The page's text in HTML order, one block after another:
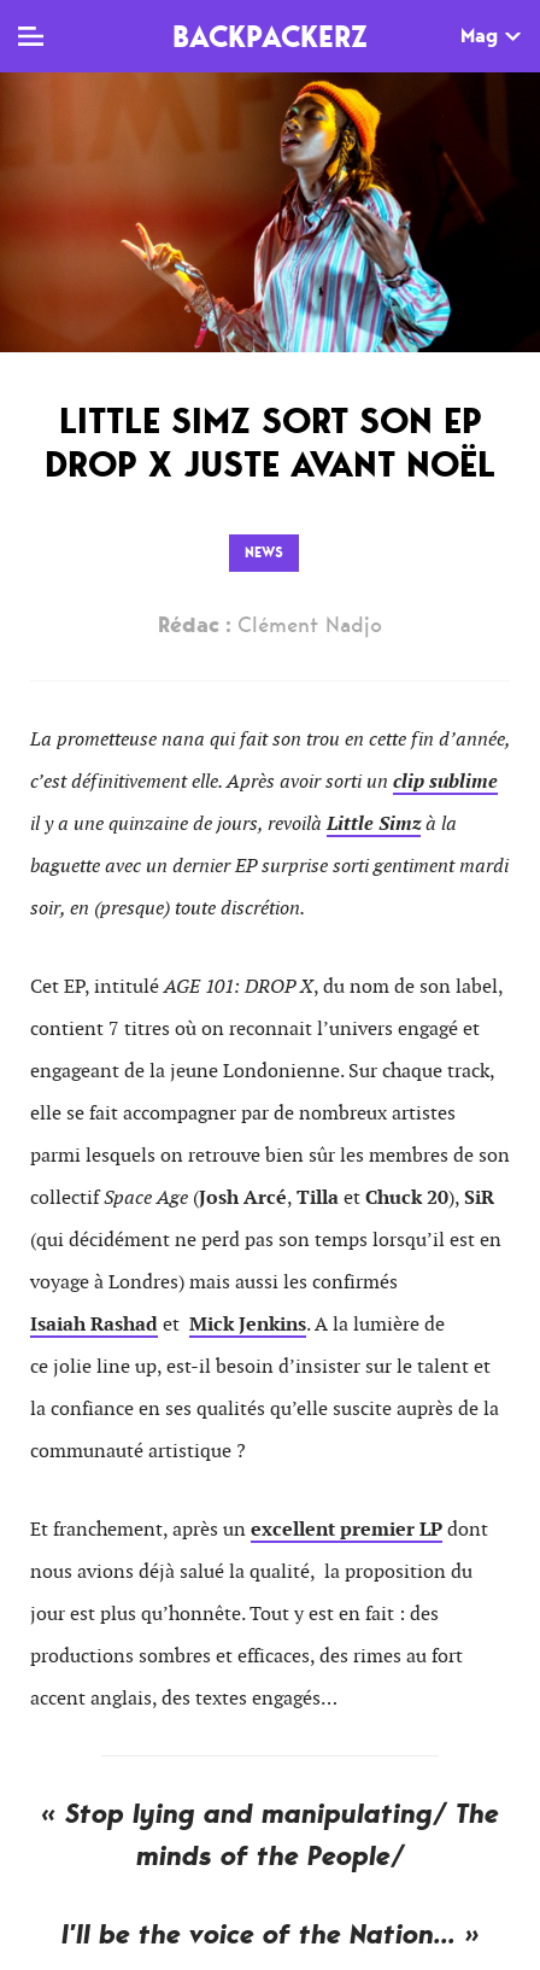
BACKPACKERZ Mag
MAG
Dossiers
Tops
Interviews
Sorties
AGENDA
Paris
Festivals
LITTLE SIMZ SORT SON EP
DROP X JUSTE AVANT NOËL
NEWS
Rédac : Clément Nadjo
La prometteuse nana qui fait son trou en cette fin d’année,
c’est définitivement elle. Après avoir sorti un clip sublime
il y a une quinzaine de jours, revoilàLittle Simzà la
baguette avec un dernier EP surprise sorti gentiment mardi
soir, en (presque) toute discrétion.
Cet EP, intituléAGE 101: DROP X, du nom de son label,
contient 7 titres où on reconnait l’univers engagé et
engageant de la jeune Londonienne. Sur chaque track,
elle se fait accompagner par de nombreux artistes
parmi lesquels on retrouve bien sûr les membres de son
collectifSpace Age (Josh Arcé,TillaetChuck 20),SiR
(qui décidément ne perd pas son temps lorsqu’il est en
voyage à Londres) mais aussi les confirmés
Isaiah Rashadet Mick Jenkins. A la lumière de
ce jolie line up, est-il besoin d’insister sur le talent et
la confiance en ses qualités qu’elle suscite auprès de la
communauté artistique ?
Et franchement, après unexcellent premier LPdont
nous avions déjà salué la qualité, la proposition du
jour est plus qu’honnête. Tout y est en fait : des
productions sombres et efficaces, des rimes au fort
accent anglais, des textes engagés…
« Stop lying and manipulating/ The
minds of the People/
I’ll be the voice of the Nation… »